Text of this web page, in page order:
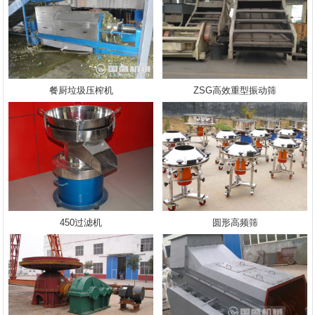
餐厨垃圾压榨机 ZSG高效重型振动筛
450过滤机 圆形高频筛